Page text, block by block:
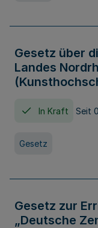
Gesetz über
Landes
In Kraft Seit
Gesetz
Gesetz zur
„Deutsche